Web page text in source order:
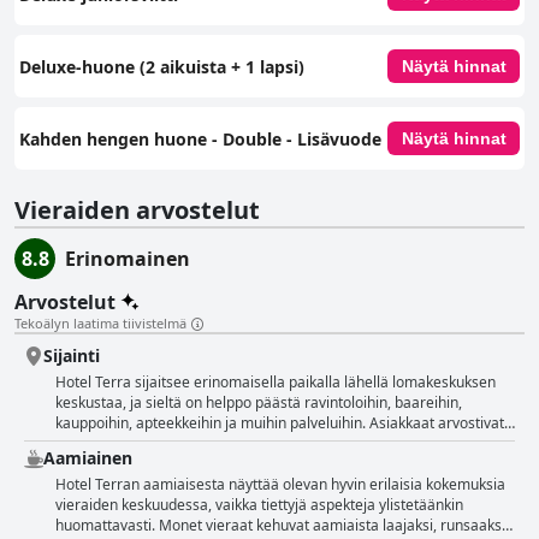
Deluxe-huone (2 aikuista + 1 lapsi) Näytä hinnat
Kahden hengen huone - Double - Lisävuode Näytä hinnat
Vieraiden arvostelut
8.8
Erinomainen
Arvostelut
Tekoälyn laatima tiivistelmä
Sijainti
Hotel Terra sijaitsee erinomaisella paikalla lähellä lomakeskuksen
keskustaa, ja sieltä on helppo päästä ravintoloihin, baareihin,
kauppoihin, apteekkeihin ja muihin palveluihin. Asiakkaat arvostivat
rauhallista ja siistiä ympäristöä sekä mukavia huoneita ja ystävällistä
henkilökuntaa. Hotelliin on helppo päästä ja siellä on runsaasti
parkkitilaa, vaikka jotkut ovatkin huomanneet meneillään olevia
remontteja ja satunnaisia pysäköintiongelmia. Houkuttelevasta
keskeisestä sijainnistaan huolimatta monet vierailijat mainitsivat,
Aamiainen
Hotel Terran aamiaisesta näyttää olevan hyvin erilaisia kokemuksia
vieraiden keskuudessa, vaikka tiettyjä aspekteja ylistetäänkin
huomattavasti. Monet vieraat kehuvat aamiaista laajaksi, runsaaksi